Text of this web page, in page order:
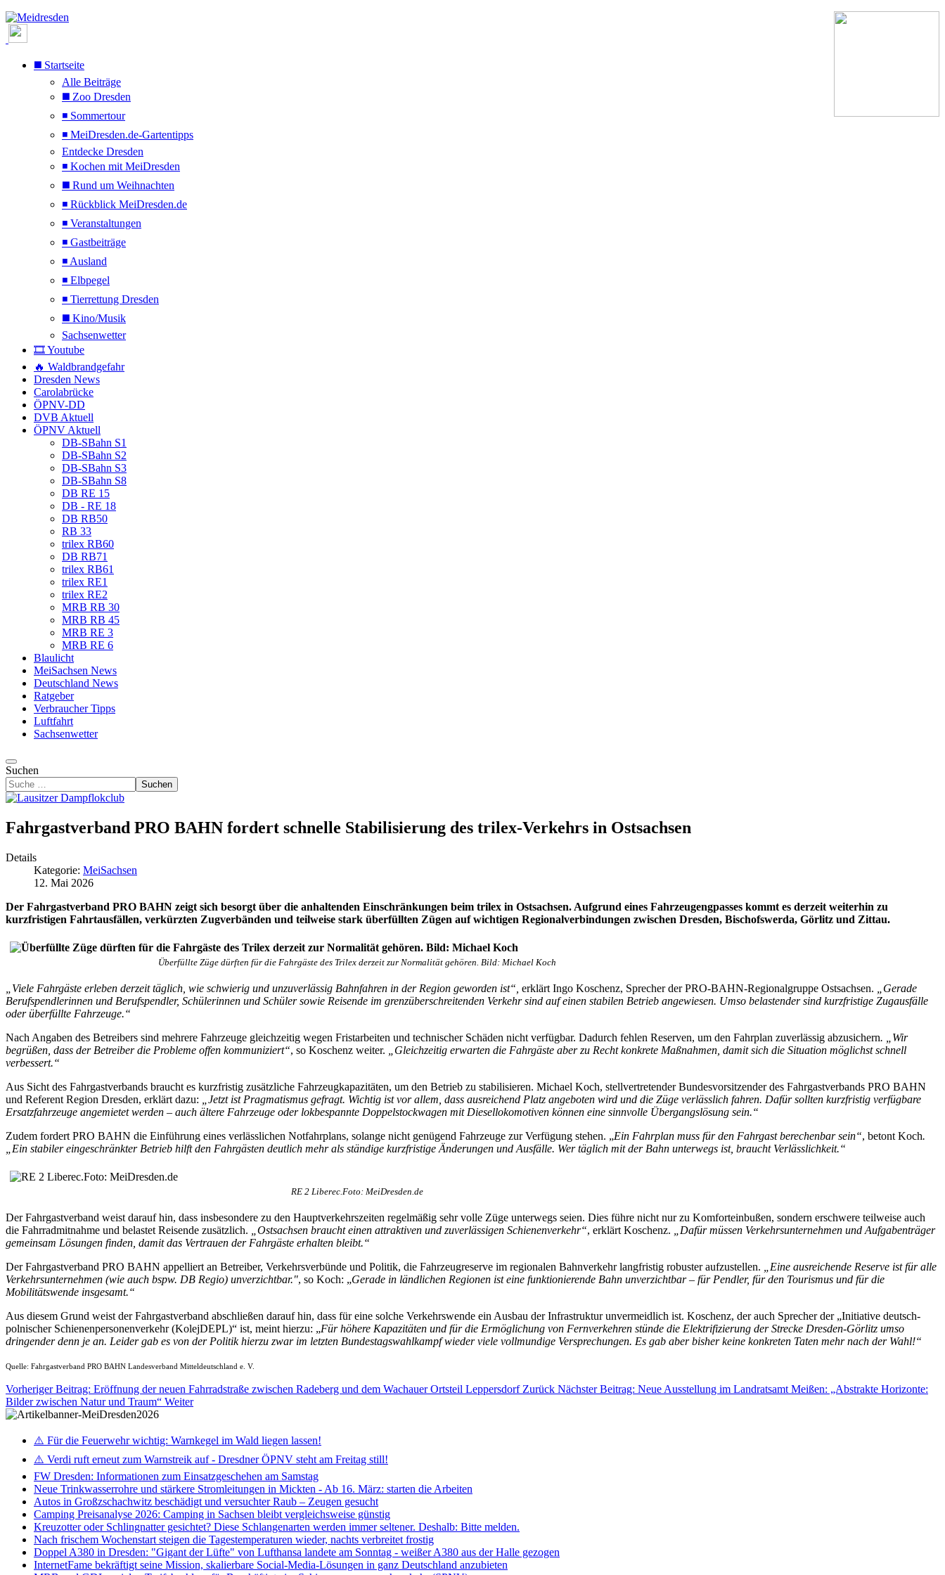
◼️ Startseite
Alle Beiträge
◼️ Zoo Dresden
◾ Sommertour
◾ MeiDresden.de-Gartentipps
Entdecke Dresden
◾ Kochen mit MeiDresden
◼️ Rund um Weihnachten
◾ Rückblick MeiDresden.de
◾ Veranstaltungen
◾ Gastbeiträge
◾ Ausland
◾ Elbpegel
◾ Tierrettung Dresden
◼️ Kino/Musik
Sachsenwetter
🎞️ Youtube
🔥 Waldbrandgefahr
Dresden News
Carolabrücke
ÖPNV-DD
DVB Aktuell
ÖPNV Aktuell
DB-SBahn S1
DB-SBahn S2
DB-SBahn S3
DB-SBahn S8
DB RE 15
DB - RE 18
DB RB50
RB 33
trilex RB60
DB RB71
trilex RB61
trilex RE1
trilex RE2
MRB RB 30
MRB RB 45
MRB RE 3
MRB RE 6
Blaulicht
MeiSachsen News
Deutschland News
Ratgeber
Verbraucher Tipps
Luftfahrt
Sachsenwetter
Suchen
Suchen
Fahrgastverband PRO BAHN fordert schnelle Stabilisierung des trilex-Verkehrs in Ostsachsen
Details
Kategorie: MeiSachsen
12. Mai 2026
Der Fahrgastverband PRO BAHN zeigt sich besorgt über die anhaltenden Einschränkungen beim trilex in Ostsachsen. Aufgrund eines Fahrzeugengpasses kommt es derzeit weiterhin zu
kurzfristigen Fahrtausfällen, verkürzten Zugverbänden und teilweise stark überfüllten Zügen auf wichtigen Regionalverbindungen zwischen Dresden, Bischofswerda, Görlitz und Zittau.
Überfüllte Züge dürften für die Fahrgäste des Trilex derzeit zur Normalität gehören. Bild: Michael Koch
„Viele Fahrgäste erleben derzeit täglich, wie schwierig und unzuverlässig Bahnfahren in der Region geworden ist“, erklärt Ingo Koschenz, Sprecher der PRO-BAHN-Regionalgruppe Ostsachsen.
„Gerade
Berufspendlerinnen und Berufspendler, Schülerinnen und Schüler sowie Reisende im grenzüberschreitenden Verkehr sind auf einen stabilen Betrieb angewiesen. Umso belastender sind kurzfristige Zugausfälle
oder überfüllte Fahrzeuge.“
Nach Angaben des Betreibers sind mehrere Fahrzeuge gleichzeitig wegen Fristarbeiten und technischer Schäden nicht verfügbar. Dadurch fehlen Reserven, um den Fahrplan zuverlässig abzusichern. „Wir
begrüßen, dass der Betreiber die Probleme offen kommuniziert“, so Koschenz weiter.
„Gleichzeitig erwarten die Fahrgäste aber zu Recht konkrete Maßnahmen, damit sich die Situation möglichst schnell
verbessert.“
Aus Sicht des Fahrgastverbands braucht es kurzfristig zusätzliche Fahrzeugkapazitäten, um den Betrieb zu stabilisieren. Michael Koch, stellvertretender Bundesvorsitzender des Fahrgastverbands PRO BAHN
und Referent Region Dresden, erklärt dazu:
„Jetzt ist Pragmatismus gefragt. Wichtig ist vor allem, dass ausreichend Platz angeboten wird und die Züge verlässlich fahren. Dafür sollten kurzfristig verfügbare
Ersatzfahrzeuge angemietet werden – auch ältere Fahrzeuge oder lokbespannte Doppelstockwagen mit Diesellokomotiven können eine sinnvolle Übergangslösung sein.“
Zudem fordert PRO BAHN die Einführung eines verlässlichen Notfahrplans, solange nicht genügend Fahrzeuge zur Verfügung stehen. „Ein Fahrplan muss für den Fahrgast berechenbar sein“, betont Koch.
„Ein stabiler eingeschränkter Betrieb hilft den Fahrgästen deutlich mehr als ständige kurzfristige Änderungen und Ausfälle. Wer täglich mit der Bahn unterwegs ist, braucht Verlässlichkeit.“
RE 2 Liberec.Foto: MeiDresden.de
Der Fahrgastverband weist darauf hin, dass insbesondere zu den Hauptverkehrszeiten regelmäßig sehr volle Züge unterwegs seien. Dies führe nicht nur zu Komforteinbußen, sondern erschwere teilweise auch
die Fahrradmitnahme und belastet Reisende zusätzlich.
„Ostsachsen braucht einen attraktiven und zuverlässigen Schienenverkehr“, erklärt Koschenz.
„Dafür müssen Verkehrsunternehmen und Aufgabenträger
gemeinsam Lösungen finden, damit das Vertrauen der Fahrgäste erhalten bleibt.“
Der Fahrgastverband PRO BAHN appelliert an Betreiber, Verkehrsverbünde und Politik, die Fahrzeugreserve im regionalen Bahnverkehr langfristig robuster aufzustellen.
„Eine ausreichende Reserve ist für alle
Verkehrsunternehmen (wie auch bspw. DB Regio) unverzichtbar.", so Koch: „Gerade in ländlichen Regionen ist eine funktionierende Bahn unverzichtbar – für Pendler, für den Tourismus und für die
Mobilitätswende insgesamt.“
Aus diesem Grund weist der Fahrgastverband abschließen darauf hin, dass für eine solche Verkehrswende ein Ausbau der Infrastruktur unvermeidlich ist. Koschenz, der auch Sprecher der „Initiative deutsch-
polnischer Schienenpersonenverkehr (KolejDEPL)“ ist, meint hierzu: „Für höhere Kapazitäten und für die Ermöglichung von Fernverkehren stünde die Elektrifizierung der Strecke Dresden-Görlitz umso
dringender denn je an. Leider gab es von der Politik hierzu zwar im letzten Bundestagswahlkampf wieder viele vollmundige Versprechungen. Es gab aber bisher keine konkreten Taten mehr nach der Wahl!“
Quelle: Fahrgastverband PRO BAHN Landesverband Mitteldeutschland e. V.
Vorheriger Beitrag: Eröffnung der neuen Fahrradstraße zwischen Radeberg und dem Wachauer Ortsteil Leppersdorf Zurück Nächster Beitrag: Neue Ausstellung im Landratsamt Meißen: „Abstrakte Horizonte:
Bilder zwischen Natur und Traum“ Weiter
⚠️ Für die Feuerwehr wichtig: Warnkegel im Wald liegen lassen!
⚠️ Verdi ruft erneut zum Warnstreik auf - Dresdner ÖPNV steht am Freitag still!
FW Dresden: Informationen zum Einsatzgeschehen am Samstag
Neue Trinkwasserrohre und stärkere Stromleitungen in Mickten - Ab 16. März: starten die Arbeiten
Autos in Großzschachwitz beschädigt und versuchter Raub – Zeugen gesucht
Camping Preisanalyse 2026: Camping in Sachsen bleibt vergleichsweise günstig
Kreuzotter oder Schlingnatter gesichtet? Diese Schlangenarten werden immer seltener. Deshalb: Bitte melden.
Nach frischem Wochenstart steigen die Tagestemperaturen wieder, nachts verbreitet frostig
Doppel A380 in Dresden: "Gigant der Lüfte" von Lufthansa landete am Sonntag - weißer A380 aus der Halle gezogen
InternetFame bekräftigt seine Mission, skalierbare Social-Media-Lösungen in ganz Deutschland anzubieten